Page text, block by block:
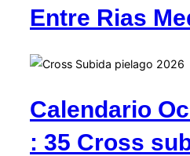
Entre Rias
Calendario
: 35 Cross